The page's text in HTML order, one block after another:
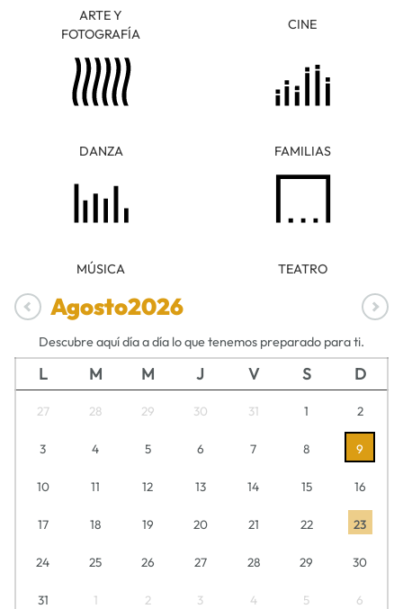
ARTE Y
FOTOGRAFÍA
CINE
DANZA FAMILIAS
MÚSICA TEATRO
Agosto2026
Descubre aquí día a día lo que tenemos preparado para ti.
L M M J V S D
27 28 29 30 31 1 2
3 4 5 6 7 8 9
10 11 12 13 14 15 16
17 18 19 20 21 22 23
24 25 26 27 28 29 30
31 1 2 3 4 5 6